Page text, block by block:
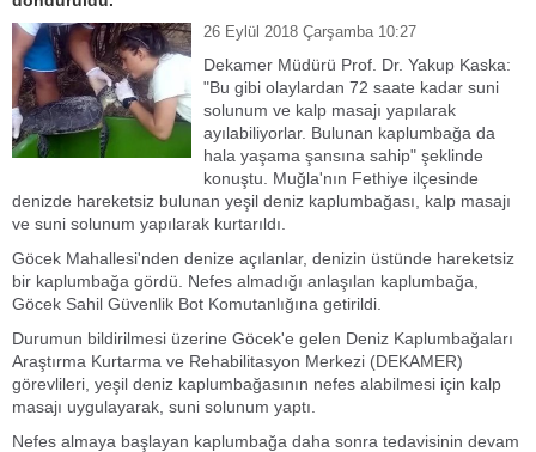
26 Eylül 2018 Çarşamba 10:27
Dekamer Müdürü Prof. Dr. Yakup Kaska:
"Bu gibi olaylardan 72 saate kadar suni
solunum ve kalp masajı yapılarak
ayılabiliyorlar. Bulunan kaplumbağa da
hala yaşama şansına sahip" şeklinde
konuştu. Muğla'nın Fethiye ilçesinde
denizde hareketsiz bulunan yeşil deniz kaplumbağası, kalp masajı
ve suni solunum yapılarak kurtarıldı.
Göcek Mahallesi'nden denize açılanlar, denizin üstünde hareketsiz
bir kaplumbağa gördü. Nefes almadığı anlaşılan kaplumbağa,
Göcek Sahil Güvenlik Bot Komutanlığına getirildi.
Durumun bildirilmesi üzerine Göcek'e gelen Deniz Kaplumbağaları
Araştırma Kurtarma ve Rehabilitasyon Merkezi (DEKAMER)
görevlileri, yeşil deniz kaplumbağasının nefes alabilmesi için kalp
masajı uygulayarak, suni solunum yaptı.
Nefes almaya başlayan kaplumbağa daha sonra tedavisinin devam